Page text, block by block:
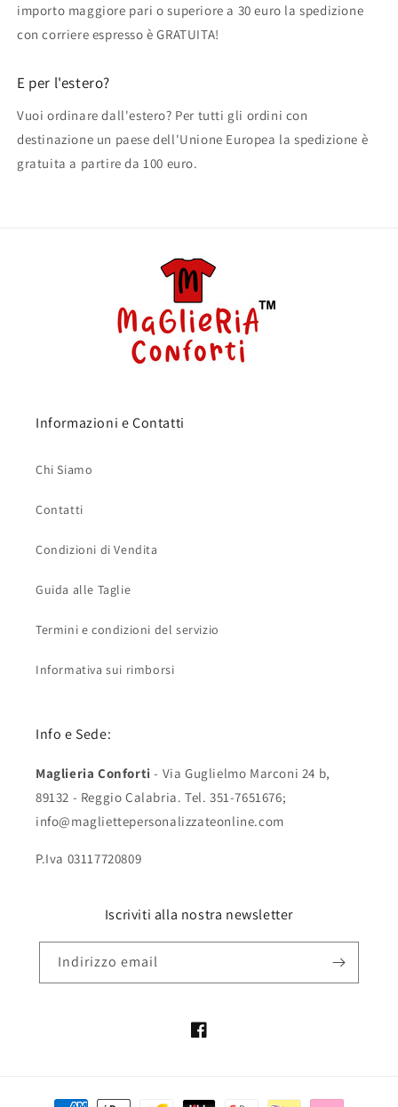
importo maggiore pari o superiore a 30 euro la spedizione
con corriere espresso è GRATUITA!
E per l'estero?
Vuoi ordinare dall'estero? Per tutti gli ordini con
destinazione un paese dell'Unione Europea la spedizione è
gratuita a partire da 100 euro.
Informazioni e Contatti
Chi Siamo
Contatti
Condizioni di Vendita
Guida alle Taglie
Termini e condizioni del servizio
Informativa sui rimborsi
Info e Sede:
Maglieria Conforti - Via Guglielmo Marconi 24 b,
89132 - Reggio Calabria. Tel. 351-7651676;
info@magliettepersonalizzateonline.com
P.Iva 03117720809
Iscriviti alla nostra newsletter
Indirizzo email
Facebook
Metodi